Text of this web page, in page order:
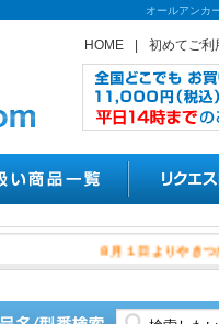
オールアンカ
HOME 初めてご利
８月１日